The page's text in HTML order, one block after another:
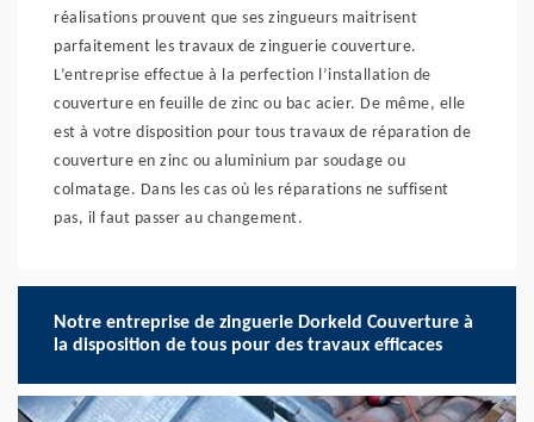
réalisations prouvent que ses zingueurs maitrisent
parfaitement les travaux de zinguerie couverture.
L’entreprise effectue à la perfection l’installation de
couverture en feuille de zinc ou bac acier. De même, elle
est à votre disposition pour tous travaux de réparation de
couverture en zinc ou aluminium par soudage ou
colmatage. Dans les cas où les réparations ne suffisent
pas, il faut passer au changement.
Notre entreprise de zinguerie Dorkeld Couverture à
la disposition de tous pour des travaux efficaces